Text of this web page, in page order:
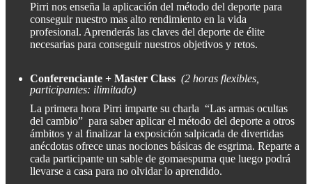
Pirri nos enseña la aplicación del método del deporte para
conseguir nuestro mas alto rendimiento en la vida
profesional. Aprenderás las claves del deporte de élite
necesarias para conseguir nuestros objetivos y retos.
Conferenciante + Master Class (2 horas flexibles,
participantes: ilimitado)
La primera hora Pirri imparte su charla “Las armas ocultas
del cambio” para saber aplicar el método del deporte a otros
ámbitos y al finalizar la exposición salpicada de divertidas
anécdotas ofrece unas nociones básicas de esgrima. Reparte a
cada participante un sable de gomaespuma que luego podrá
llevarse a casa para no olvidar lo aprendido.